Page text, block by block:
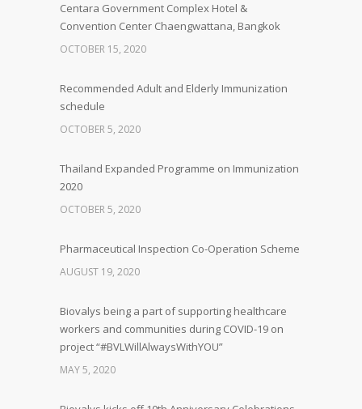
Centara Government Complex Hotel &
Convention Center Chaengwattana, Bangkok
OCTOBER 15, 2020
Recommended Adult and Elderly Immunization
schedule
OCTOBER 5, 2020
Thailand Expanded Programme on Immunization
2020
OCTOBER 5, 2020
Pharmaceutical Inspection Co-Operation Scheme
AUGUST 19, 2020
Biovalys being a part of supporting healthcare
workers and communities during COVID-19 on
project “#BVLWillAlwaysWithYOU”
MAY 5, 2020